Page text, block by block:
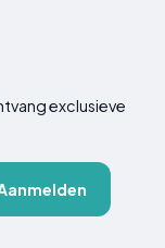
exclusieve